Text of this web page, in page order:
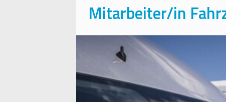
Mitarbeiter/in